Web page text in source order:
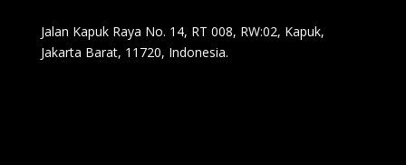
Jalan Kapuk Raya No. 14, RT 008, RW:02, Kapuk,
Jakarta Barat, 11720, Indonesia.